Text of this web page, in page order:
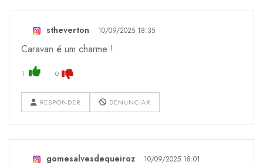
stheverton 10/09/2025 18:35
Caravan é um charme !
1 0
RESPONDER DENUNCIAR
gomesalvesdequeiroz 10/09/2025 18:01